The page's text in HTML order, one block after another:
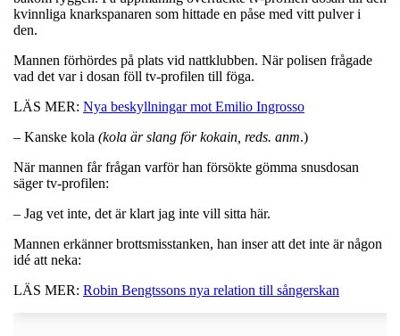
kvinnliga knarkspanaren som hittade en påse med vitt pulver i
den.
Mannen förhördes på plats vid nattklubben. När polisen frågade
vad det var i dosan föll tv-profilen till föga.
LÄS MER: Nya beskyllningar mot Emilio Ingrosso
– Kanske kola (kola är slang för kokain, reds. anm.)
När mannen får frågan varför han försökte gömma snusdosan
säger tv-profilen:
– Jag vet inte, det är klart jag inte vill sitta här.
Mannen erkänner brottsmisstanken, han inser att det inte är någon
idé att neka:
LÄS MER: Robin Bengtssons nya relation till sångerskan